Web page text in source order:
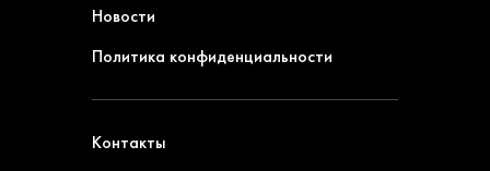
Новости
Политика конфиденциальности
Контакты